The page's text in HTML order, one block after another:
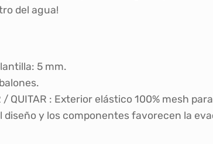
del agua!
5 mm.
/ QUITAR : Exterior elástico 100% mesh
diseño y los componentes favorecen la